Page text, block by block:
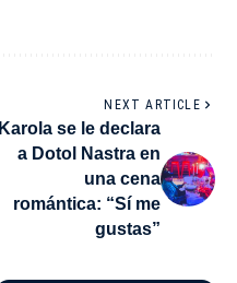
NEXT ARTICLE
Karola se le declara
a Dotol Nastra en
una cena
romántica: “Sí me
gustas”